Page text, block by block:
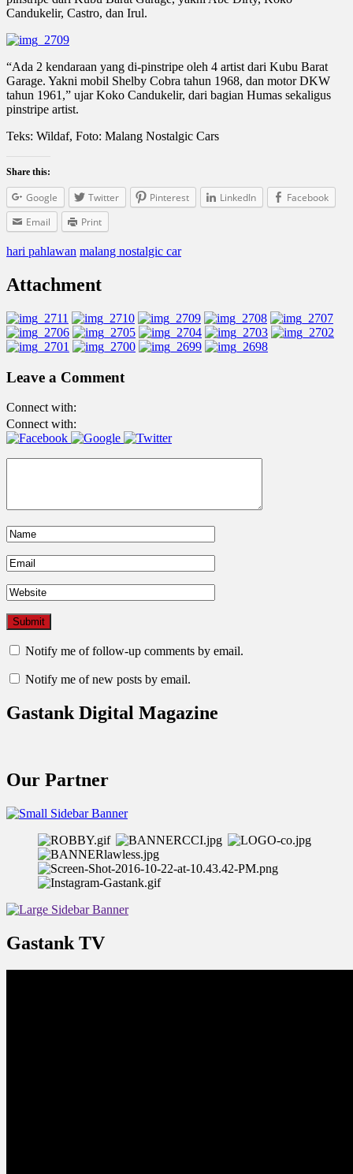
Candukelir, Castro, dan Irul.
“Ada 2 kendaraan yang di-pinstripe oleh 4 artist dari Kubu Barat
Garage. Yakni mobil Shelby Cobra tahun 1968, dan motor DKW
tahun 1961,” ujar Koko Candukelir, dari bagian Humas sekaligus
pinstripe artist.
Teks: Wildaf, Foto: Malang Nostalgic Cars
Share this:
Google Twitter Pinterest LinkedIn
Facebook
Email
Print
hari pahlawan malang nostalgic car
Attachment
Leave a Comment
Connect with:
Connect with:
Notify me of follow-up comments by email.
Notify me of new posts by email.
Gastank Digital Magazine
Our Partner
Gastank TV